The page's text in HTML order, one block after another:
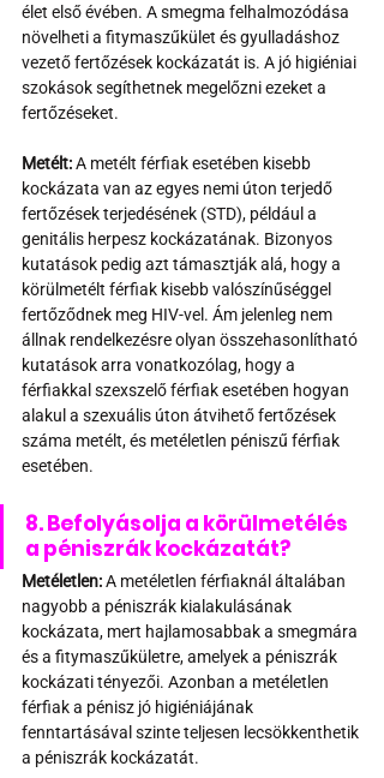
élet első évében. A smegma felhalmozódása
növelheti a fitymaszűkület és gyulladáshoz
vezető fertőzések kockázatát is. A jó higiéniai
szokások segíthetnek megelőzni ezeket a
fertőzéseket.
Metélt: A metélt férfiak esetében kisebb
kockázata van az egyes nemi úton terjedő
fertőzések terjedésének (STD), például a
genitális herpesz kockázatának. Bizonyos
kutatások pedig azt támasztják alá, hogy a
körülmetélt férfiak kisebb valószínűséggel
fertőződnek meg HIV-vel. Ám jelenleg nem
állnak rendelkezésre olyan összehasonlítható
kutatások arra vonatkozólag, hogy a
férfiakkal szexszelő férfiak esetében hogyan
alakul a szexuális úton átvihető fertőzések
száma metélt, és metéletlen péniszű férfiak
esetében.
8. Befolyásolja a körülmetélés
a péniszrák kockázatát?
Metéletlen: A metéletlen férfiaknál általában
nagyobb a péniszrák kialakulásának
kockázata, mert hajlamosabbak a smegmára
és a fitymaszűkületre, amelyek a péniszrák
kockázati tényezői. Azonban a metéletlen
férfiak a pénisz jó higiéniájának
fenntartásával szinte teljesen lecsökkenthetik
a péniszrák kockázatát.